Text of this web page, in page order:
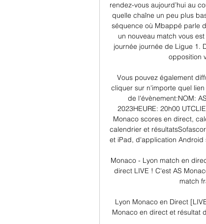
rendez-vous aujourd’hui au
quelle chaîne un peu plus
séquence où Mbappé parle
un nouveau match vous
journée journée de Ligue 1.
opposition
Vous pouvez également
cliquer sur n'importe quel
de l'évènement:NOM:
2023HEURE: 20h00
Monaco scores en direct,
calendrier et
et iPad, d'application Android
Monaco - Lyon match en
direct LIVE ! C'est AS
match
Lyon Monaco en Direct
Monaco en direct et résultat